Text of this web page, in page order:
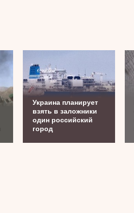
Украина планирует
взять в заложники
один российский
город